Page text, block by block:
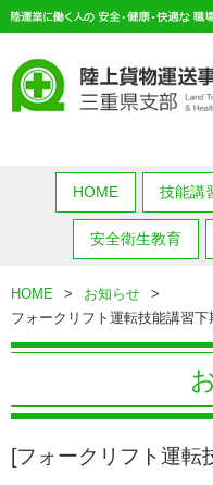
HOME 技能講
安全衛生教育
HOME > お知らせ
>
フォークリフト運転技能講習下
[フォークリフト運転